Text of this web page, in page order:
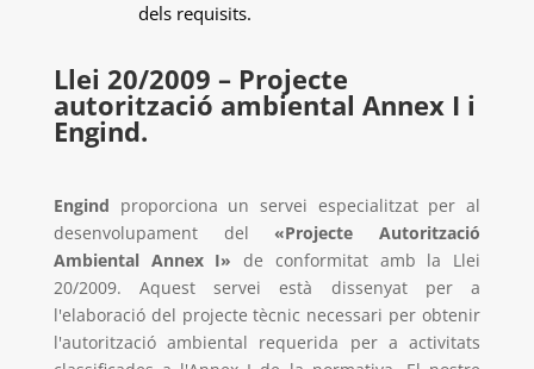
dels requisits.
Llei 20/2009 – Projecte
autorització ambiental Annex I i
Engind.
Engind proporciona un servei especialitzat per al
desenvolupament del «Projecte Autorització
Ambiental Annex I» de conformitat amb la Llei
20/2009. Aquest servei està dissenyat per a
l'elaboració del projecte tècnic necessari per obtenir
l'autorització ambiental requerida per a activitats